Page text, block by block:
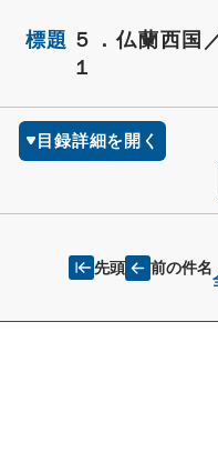
標題 ５．仏蘭西国
１
目録詳細を開く
先頭 前の件名